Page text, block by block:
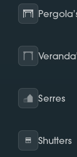
Serres
Shutters